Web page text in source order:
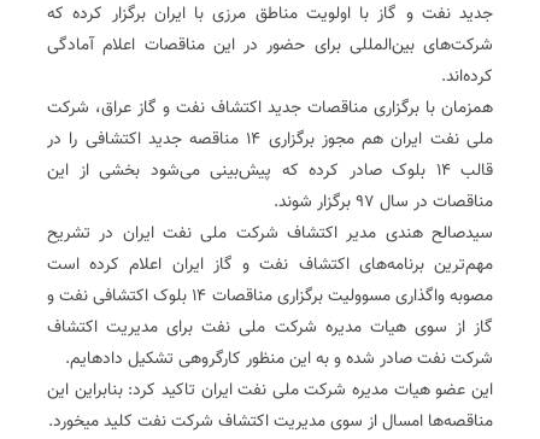
جدید نفت و گاز با اولویت مناطق مرزی با ایران برگزار کرده که
شرکت‌های بین‌المللی برای حضور در این مناقصات اعلام آمادگی
کرده‌اند.
همزمان با برگزاری مناقصات جدید اکتشاف نفت و گاز عراق، شرکت
ملی نفت ایران هم مجوز برگزاری ۱۴ مناقصه جدید اکتشافی را در
قالب ۱۴ بلوک صادر کرده که پیش‌بینی می‌شود بخشی از این
مناقصات در سال ۹۷ برگزار شوند.
‌سید‌صالح هندی‌ مدیر اکتشاف شرکت ملی نفت ایران در تشریح
مهم‌ترین برنامه‌های اکتشاف نفت و گاز ایران اعلام کرده است
مصوبه‎‎ واگذاری مسوولیت برگزاری مناقصات ۱۴ بلوک اکتشافی نفت و
گاز از سوی هیات مدیره شرکت ملی نفت برای مدیریت اکتشاف
شرکت نفت صادر شده و به این منظور کارگروهی تشکیل داده‎ایم.
این عضو هیات مدیره شرکت ملی نفت ایران‌ تاکید کرد: بنابراین این
مناقصه‌ها امسال از سوی مدیریت اکتشاف شرکت نفت کلید می‎خورد.